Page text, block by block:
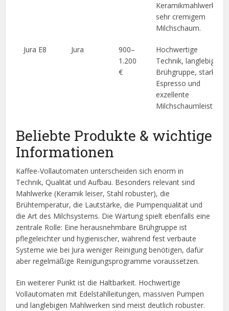
Keramikmahlwerk,
sehr cremigem
Milchschaum.
Jura E8 Jura
900–
1.200
€
Hochwertige
Technik, langlebige
Brühgruppe, starker
Espresso und
exzellente
Milchschaumleistung.
Beliebte Produkte & wichtige
Informationen
Kaffee-Vollautomaten unterscheiden sich enorm in
Technik, Qualität und Aufbau. Besonders relevant sind
Mahlwerke (Keramik leiser, Stahl robuster), die
Brühtemperatur, die Lautstärke, die Pumpenqualität und
die Art des Milchsystems. Die Wartung spielt ebenfalls eine
zentrale Rolle: Eine herausnehmbare Brühgruppe ist
pflegeleichter und hygienischer, während fest verbaute
Systeme wie bei Jura weniger Reinigung benötigen, dafür
aber regelmäßige Reinigungsprogramme voraussetzen.
Ein weiterer Punkt ist die Haltbarkeit. Hochwertige
Vollautomaten mit Edelstahlleitungen, massiven Pumpen
und langlebigen Mahlwerken sind meist deutlich robuster.